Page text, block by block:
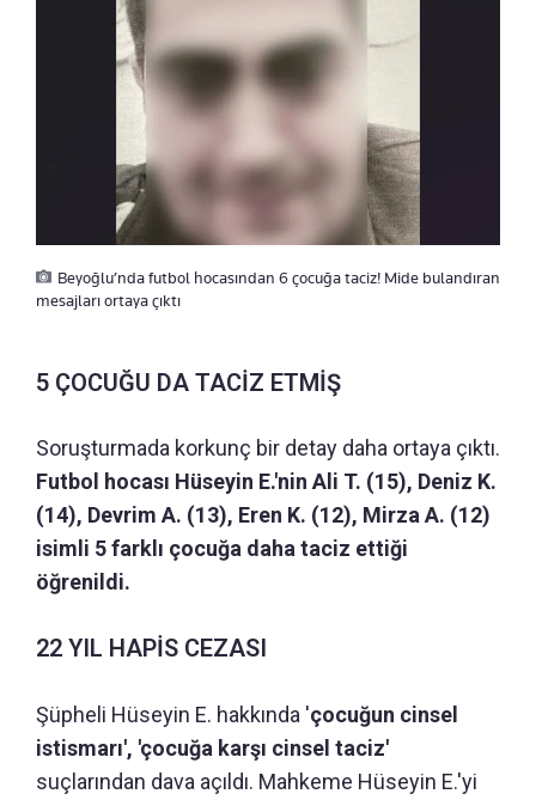
Beyoğlu’nda futbol hocasından 6 çocuğa taciz! Mide bulandıran
mesajları ortaya çıktı
5 ÇOCUĞU DA TACİZ ETMİŞ
Soruşturmada korkunç bir detay daha ortaya çıktı.
Futbol hocası Hüseyin E.'nin Ali T. (15), Deniz K.
(14), Devrim A. (13), Eren K. (12), Mirza A. (12)
isimli 5 farklı çocuğa daha taciz ettiği
öğrenildi.
22 YIL HAPİS CEZASI
Şüpheli Hüseyin E. hakkında 'çocuğun cinsel
istismarı', 'çocuğa karşı cinsel taciz'
suçlarından dava açıldı. Mahkeme Hüseyin E.'yi